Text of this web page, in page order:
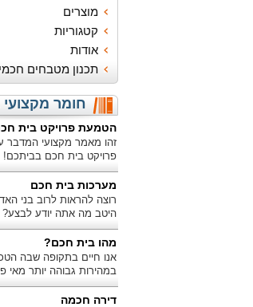
מוצרים
קטגוריות
אודות
תכנון מטבחים
חומר
הטמעת פרויקט בית
זהו מאמר מקצועי
פרויקט בית חכם בביתכם!
מערכות בית חכם
רוצה להראות לרוב בני
היטב מה אתה יודע לבצע?
מהו בית חכם?
אנו חיים בתקופה שבה
במהירות גבוהה יותר מאי
דירה חכמה